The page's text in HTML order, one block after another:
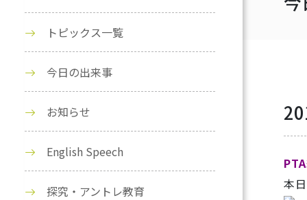
本
トピックス一覧
今日の出来事
お知らせ
English Speech
探究・アントレ教育